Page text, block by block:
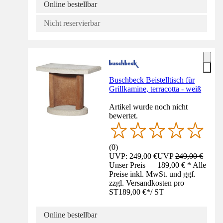
Online bestellbar
Nicht reservierbar
Buschbeck Beistelltisch für
Grillkamine, terracotta - weiß
Artikel wurde noch nicht
bewertet.
(0)
UVP: 249,00 €UVP249,00 €
Unser Preis — 189,00 € * Alle
Preise inkl. MwSt. und ggf.
zzgl. Versandkosten pro
ST189,00 €*/ ST
Online bestellbar